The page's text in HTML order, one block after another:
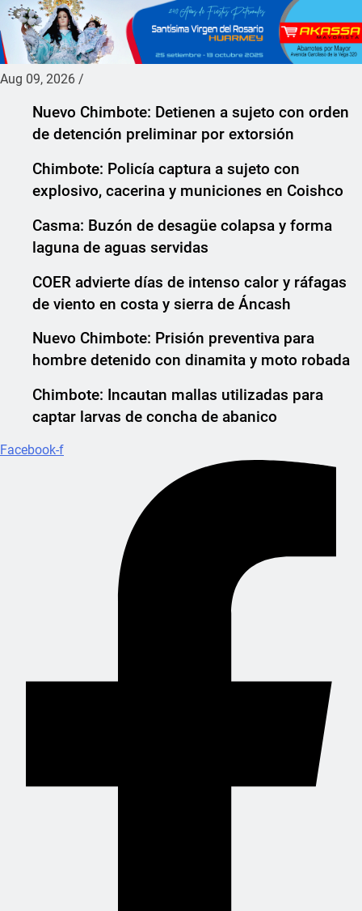
Aug 09, 2026 /
Nuevo Chimbote: Detienen a sujeto con orden
de detención preliminar por extorsión
Chimbote: Policía captura a sujeto con
explosivo, cacerina y municiones en Coishco
Casma: Buzón de desagüe colapsa y forma
laguna de aguas servidas
COER advierte días de intenso calor y ráfagas
de viento en costa y sierra de Áncash
Nuevo Chimbote: Prisión preventiva para
hombre detenido con dinamita y moto robada
Chimbote: Incautan mallas utilizadas para
captar larvas de concha de abanico
Facebook-f